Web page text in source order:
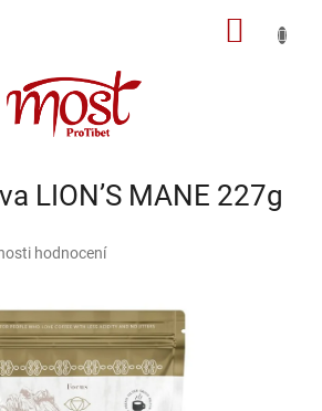
LION’S MANE 227g
hodnocení